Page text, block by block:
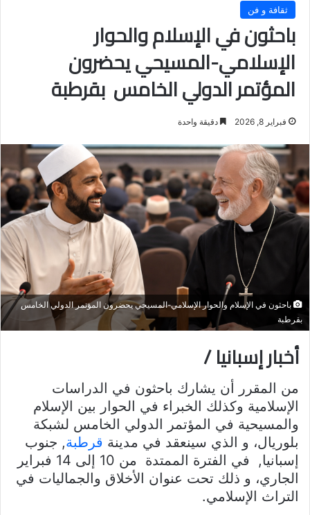
ثقافة و فن
باحثون في الإسلام والحوار
الإسلامي-المسيحي يحضرون
المؤتمر الدولي الخامس بقرطبة
فبراير 8, 2026 دقيقة واحدة
باحثون في الإسلام والحوار الإسلامي-المسيحي يحضرون المؤتمر الدولي الخامس
بقرطبة
أخبار إسبانيا /
من المقرر أن يشارك باحثون في الدراسات
الإسلامية وكذلك الخبراء في الحوار بين الإسلام
والمسيحية في المؤتمر الدولي الخامس لشبكة
بلوريال، و الذي سينعقد في مدينة قرطبة, جنوب
إسبانيا, في الفترة الممتدة من 10 إلى 14 فبراير
الجاري، و ذلك تحت عنوان الأخلاق والجماليات في
التراث الإسلامي.